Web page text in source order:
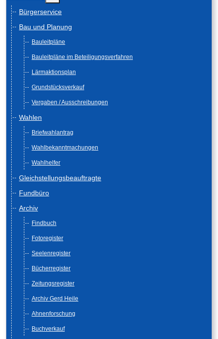
Bürgerservice
Bau und Planung
Bauleitpläne
Bauleitpläne im Beteiligungsverfahren
Lärmaktionsplan
Grundstücksverkauf
Vergaben / Ausschreibungen
Wahlen
Briefwahlantrag
Wahlbekanntmachungen
Wahlhelfer
Gleichstellungsbeauftragte
Fundbüro
Archiv
Findbuch
Fotoregister
Seelenregister
Bücherregister
Zeitungsregister
Archiv Gerd Heile
Ahnenforschung
Buchverkauf